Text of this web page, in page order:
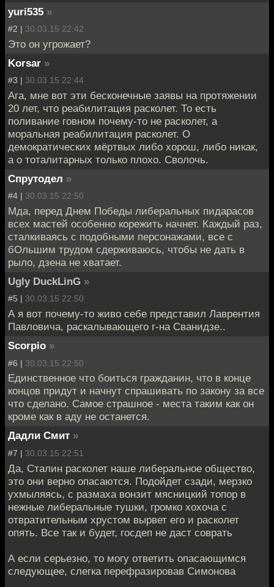
yuri535 »
#2 | 30.03.15 22:42
Это он угрожает?
Korsar »
#3 | 30.03.15 22:44
Ага, мне вот эти бесконечные заявы на протяжении
20 лет, что реабилитация расколет. То есть
поливание говном почему-то не расколет, а
моральная реабилитация расколет. О
демократических мёртвых либо хорош, либо никак,
а о тоталитарных только плохо. Сволочь.
Спрутодел »
#4 | 30.03.15 22:50
Мда, перед Днем Победы либеральных пидарасов
всех мастей особенно корежить начнет. Каждый раз,
сталкиваясь с подобными персонажами, все с
бОльшим трудом сдерживаюсь, чтобы не дать в
рыло, дзена не хватает.
Ugly DuckLinG »
#5 | 30.03.15 22:50
А я вот почему-то живо себе представил Лаврентия
Павловича, раскалывающего г-на Сванидзе..
Scorpio »
#6 | 30.03.15 22:50
Единственное что боиться гражданин, что в конце
концов придут и начнут спрашивать по закону за все
что сделано. Самое страшное - места таким как он
кроме как в аду не останется.
Дадли Смит »
#7 | 30.03.15 22:51
Да, Сталин расколет наше либеральное общество,
это они верно опасаются. Подойдет сзади, мерзко
ухмыляясь, с размаха вонзит мясницкий топор в
нежные либеральные тушки, громко хохоча с
отвратительным хрустом вырвет его и расколет
опять. Все так и будет, госдеп не даст соврать
А если серьезно, то могу ответить опасающимся
следующее, слегка перефразировав Симонова